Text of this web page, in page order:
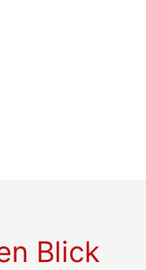
Blick